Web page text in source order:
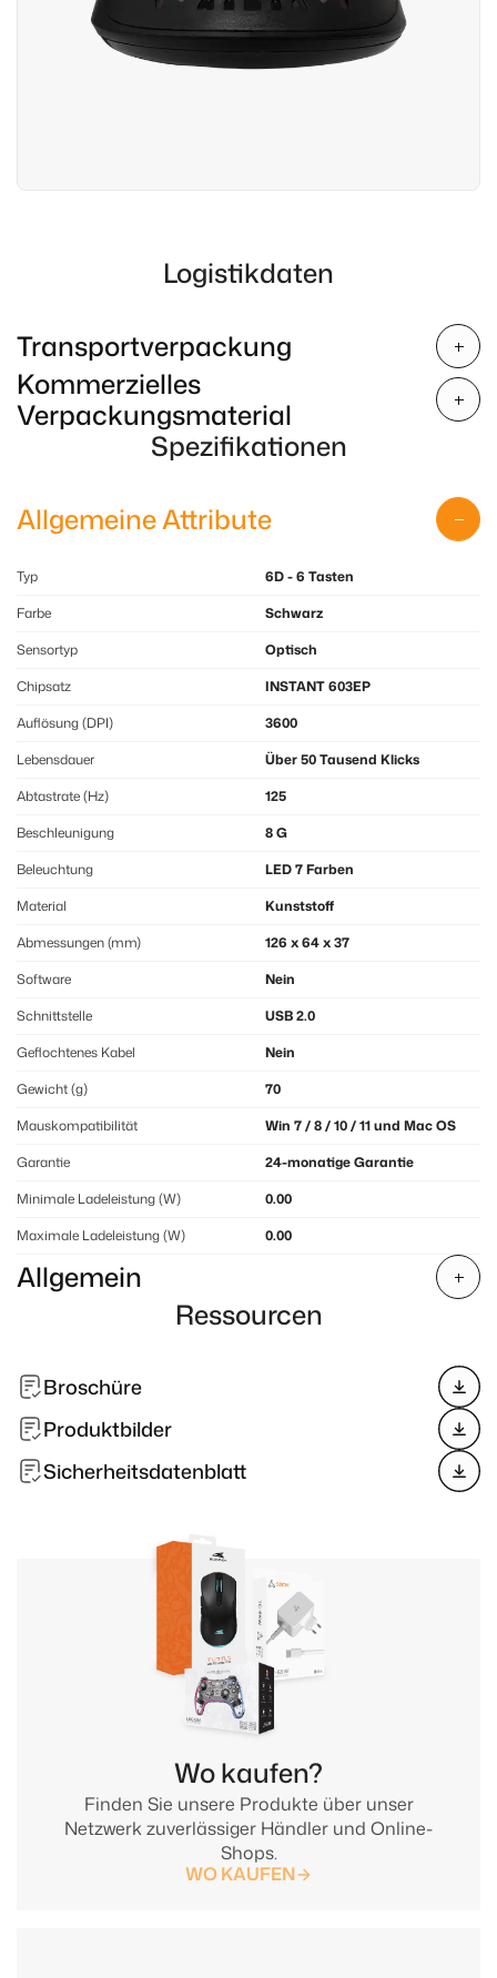
Logistikdaten
Transportverpackung
Kommerzielles
Verpackungsmaterial
Spezifikationen
Allgemeine Attribute
Typ
6D - 6 Tasten
Farbe
Schwarz
Sensortyp
Optisch
Chipsatz
INSTANT 603EP
Auflösung (DPI)
3600
Lebensdauer
Über 50 Tausend Klicks
Abtastrate (Hz)
125
Beschleunigung
8 G
Beleuchtung
LED 7 Farben
Material
Kunststoff
Abmessungen (mm)
126 x 64 x 37
Software
Nein
Schnittstelle
USB 2.0
Geflochtenes Kabel
Nein
Gewicht (g)
70
Mauskompatibilität
Win 7 / 8 / 10 / 11 und Mac OS
Garantie
24-monatige Garantie
Minimale Ladeleistung (W)
0.00
Maximale Ladeleistung (W)
0.00
Allgemein
Ressourcen
Broschüre
Produktbilder
Sicherheitsdatenblatt
Finden Sie unsere Produkte über unser
Netzwerk zuverlässiger Händler und Online-
Shops.
Wo kaufen?
WO KAUFEN